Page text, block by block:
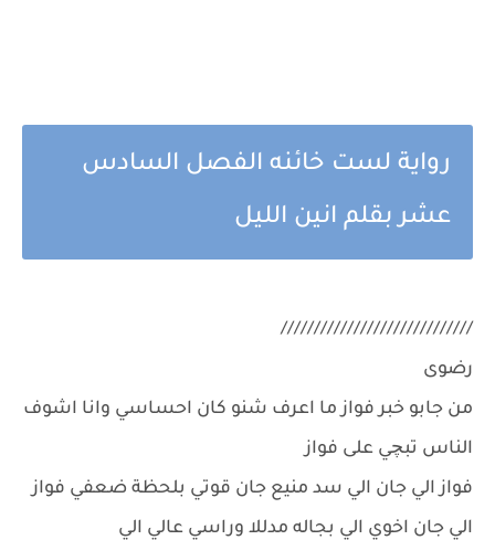
رواية لست خائنه الفصل السادس
عشر بقلم انين الليل
/////////////////////////////
رضوى
من جابو خبر فواز ما اعرف شنو كان احساسي وانا اشوف
الناس تبچي على فواز
فواز الي جان الي سد منيع جان قوتي بلحظة ضعفي فواز
الي جان اخوي الي بجاله مدللا وراسي عالي الي